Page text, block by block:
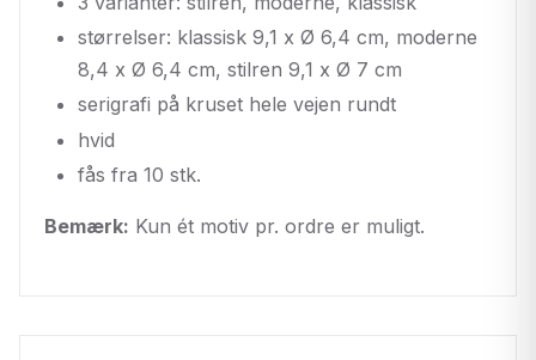
størrelser: klassisk 9,1 x Ø 6,4 cm, moderne
8,4 x Ø 6,4 cm, stilren 9,1 x Ø 7 cm
serigrafi på kruset hele vejen rundt
hvid
fås fra 10 stk.
Bemærk: Kun ét motiv pr. ordre er muligt.